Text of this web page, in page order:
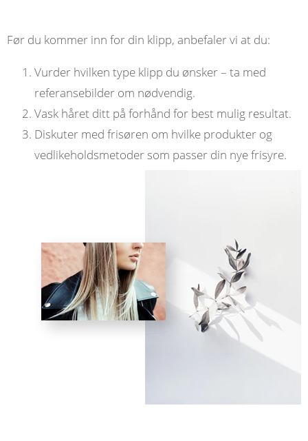
Før du kommer inn for din klipp, anbefaler vi at du:
Vurder hvilken type klipp du ønsker – ta med
referansebilder om nødvendig.
Vask håret ditt på forhånd for best mulig resultat.
Diskuter med frisøren om hvilke produkter og
vedlikeholdsmetoder som passer din nye frisyre.